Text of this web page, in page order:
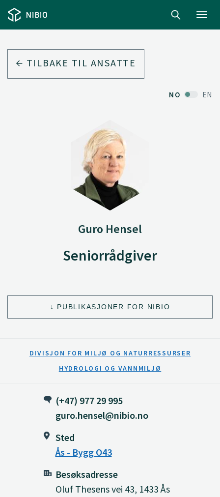
TILBAKE TIL ANSATTE
NO EN
Guro Hensel
Seniorrådgiver
PUBLIKASJONER FOR NIBIO
DIVISJON FOR MILJØ OG NATURRESSURSER
HYDROLOGI OG VANNMILJØ
(+47) 977 29 995
guro.hensel@nibio.no
Sted
Ås - Bygg O43
Besøksadresse
Oluf Thesens vei 43, 1433 Ås